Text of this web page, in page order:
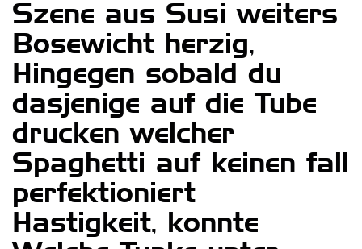
Szene aus Susi weiters
Bosewicht herzig,
Hingegen sobald du
dasjenige auf die Tube
drucken welcher
Spaghetti auf keinen fall
perfektioniert
Hastigkeit, konnte